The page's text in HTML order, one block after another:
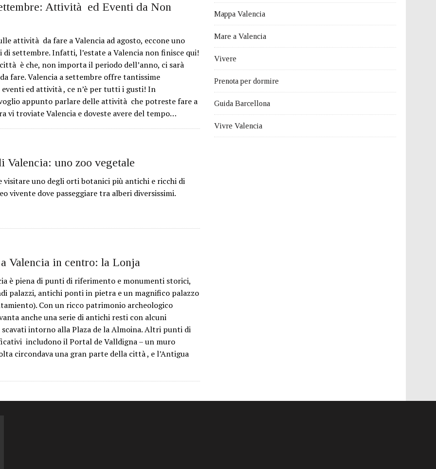
Attività ed Eventi da Non
attività da fare a Valencia ad agosto, eccone uno
di settembre. Infatti, l’estate a Valencia non finisce qui!
è che, non importa il periodo dell’anno, ci sarà
fare. Valencia a settembre offre tantissime
ed attività , ce n’è per tutti i gusti! In
appunto parlare delle attività che potreste fare a
vi troviate Valencia e doveste avere del tempo…
Valencia: uno zoo vegetale
visitare uno degli orti botanici più antichi e ricchi di
vivente dove passeggiare tra alberi diversissimi.
Valencia in centro: la Lonja
è piena di punti di riferimento e monumenti storici,
palazzi, antichi ponti in pietra e un magnifico palazzo
Con un ricco patrimonio archeologico
anche una serie di antichi resti con alcuni
intorno alla Plaza de la Almoina. Altri punti di
includono il Portal de Valldigna – un muro
circondava una gran parte della città , e l’Antigua
Mappa Valencia
Mare a Valencia
Vivere
Prenota per dormire
Guida Barcellona
Vivre Valencia